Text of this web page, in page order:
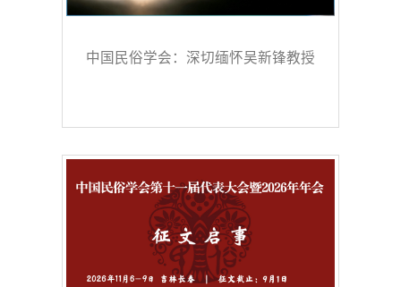
中国民俗学会：深切缅怀吴新锋教授